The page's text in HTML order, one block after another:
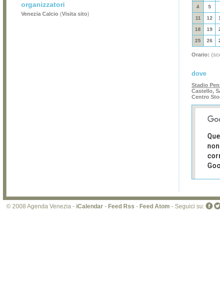
organizzatori
Venezia Calcio (Visita sito)
4 5
11 12
18 19
25 26
Orario:
dove
Stadio
Castello,
Centro
di
sito
© 2008 Agenda Venezia - iCalendar - Feed Rss - Feed Atom - Seguici su: